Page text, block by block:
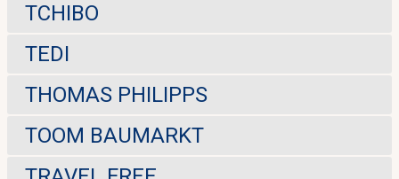
TCHIBO
TEDI
THOMAS PHILIPPS
TOOM BAUMARKT